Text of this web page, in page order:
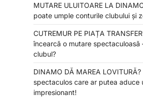
MUTARE ULUITOARE LA
poate umple conturile clubului și
CUTREMUR PE PIAȚA
încearcă o mutare spectaculoasă
clubul?
DINAMO DĂ MAREA
spectaculos care ar putea aduce
impresionant!